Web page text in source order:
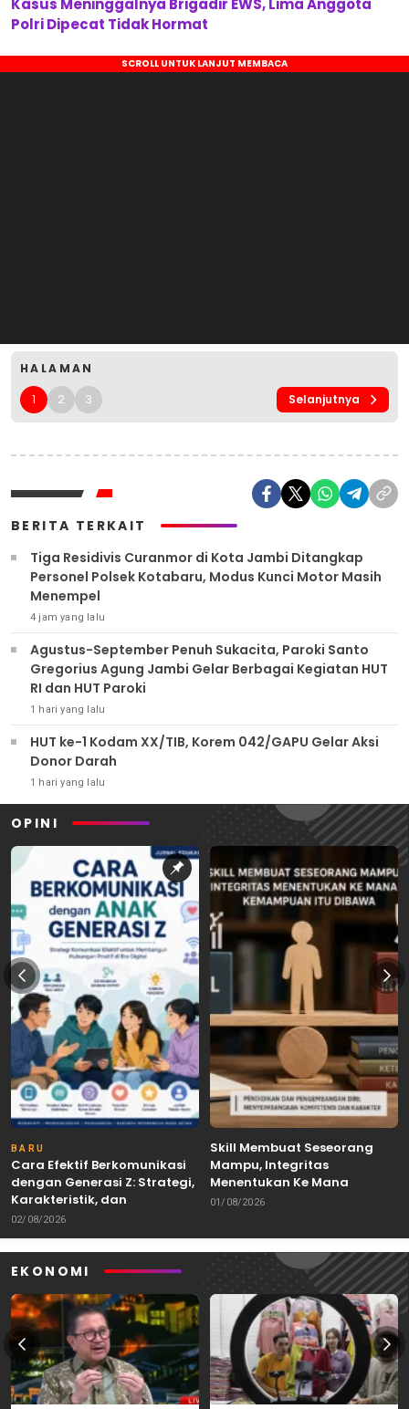
Polri Dipecat Tidak Hormat
HALAMAN
1 2 3 Selanjutnya
BERITA TERKAIT
Tiga Residivis Curanmor di Kota Jambi Ditangkap
Personel Polsek Kotabaru, Modus Kunci Motor Masih
Menempel
4 jam yang lalu
Agustus-September Penuh Sukacita, Paroki Santo
Gregorius Agung Jambi Gelar Berbagai Kegiatan HUT
RI dan HUT Paroki
1 hari yang lalu
HUT ke-1 Kodam XX/TIB, Korem 042/GAPU Gelar Aksi
Donor Darah
1 hari yang lalu
OPINI
BARU
Cara Efektif Berkomunikasi
dengan Generasi Z: Strategi,
Karakteristik, dan
Tantangannya
02/08/2026
Skill Membuat Seseorang
Mampu, Integritas
Menentukan Ke Mana
Kemampuan Itu Dibawa
01/08/2026
EKONOMI